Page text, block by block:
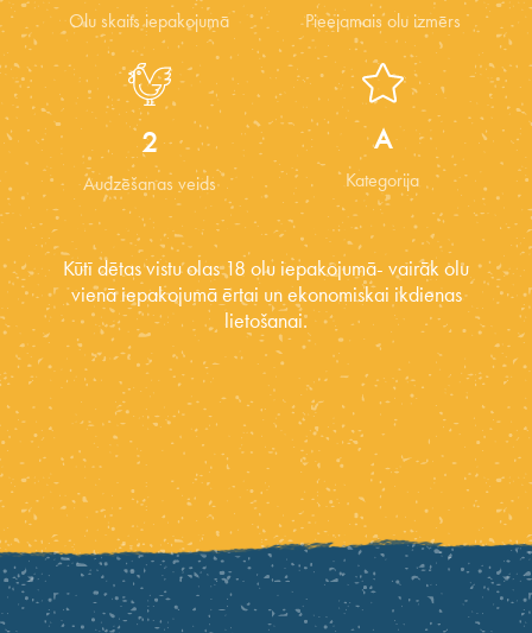
Olu skaits iepakojumā Pieejamais olu izmērs
2
Audzēšanas veids
A
Kategorija
Kūtī dētas vistu olas 18 olu iepakojumā- vairāk olu
vienā iepakojumā ērtai un ekonomiskai ikdienas
lietošanai.